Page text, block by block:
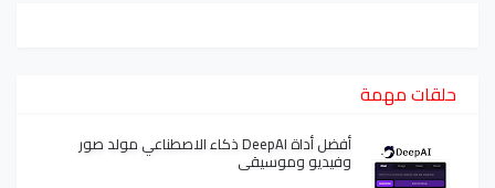
حلقات مهمة
أفضل أداة DeepAI ذكاء الاصطناعي مولد صور
وفيديو وموسيقى